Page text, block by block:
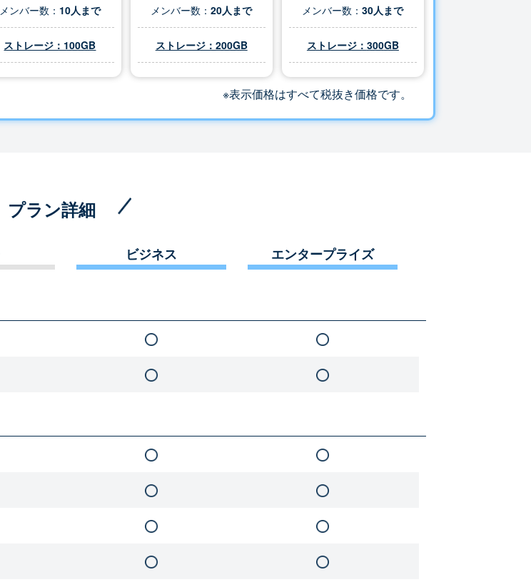
メンバー数： 10人まで
ストレージ：100GB
メンバー数：20人まで
ストレージ：200GB
メンバー数：30人まで
ストレージ： 300GB
※表示価格はすべて税抜き価格です。
プラン詳細
ビジネス エンタープライズ